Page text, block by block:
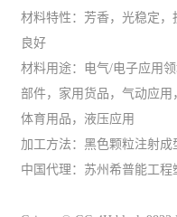
材料特性：芳香，光稳定
良好
材料用途：电气/电子应用
部件，家用货品，气动应用
体育用品，液压应用
加工方法：黑色颗粒注射成
中国代理：苏州希普能工程